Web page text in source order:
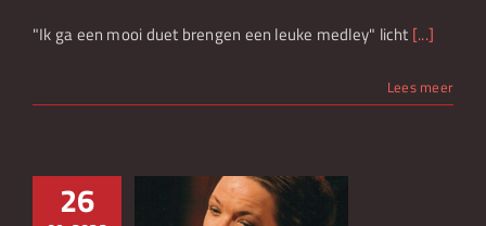
"Ik ga een mooi duet brengen een leuke medley" licht [...]
Lees meer
26